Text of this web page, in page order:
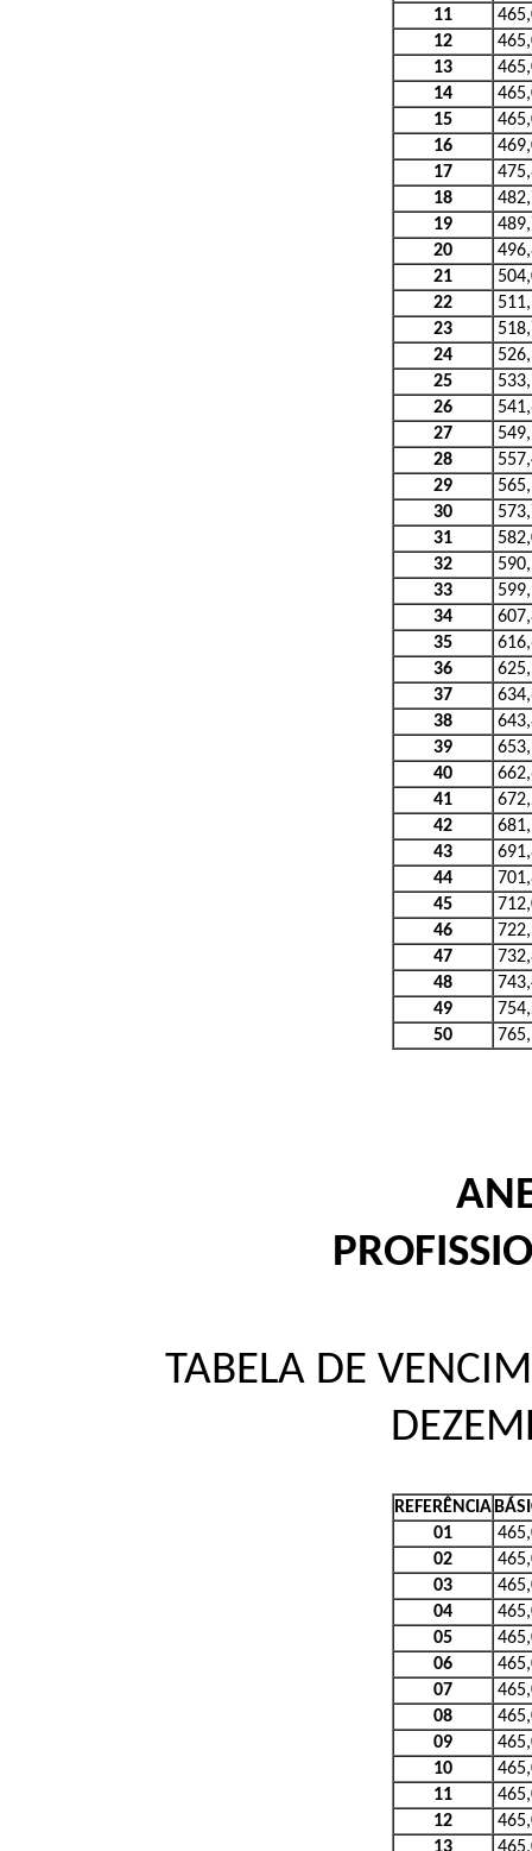
11
12
13
14
15
16
17
18
19
20
21
22
23
24
25
26
27
28
29
30
31
32
33
34
35
36
37
38
39
40
41
42
43
44
45
46
47
48
49
50
TABELA DE
REFERÊNCIA
01
02
03
04
05
06
07
08
09
10
11
12